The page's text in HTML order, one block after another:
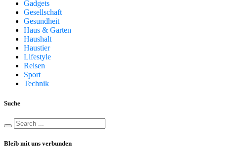
Gadgets
Gesellschaft
Gesundheit
Haus & Garten
Haushalt
Haustier
Lifestyle
Reisen
Sport
Technik
Suche
Bleib mit uns verbunden